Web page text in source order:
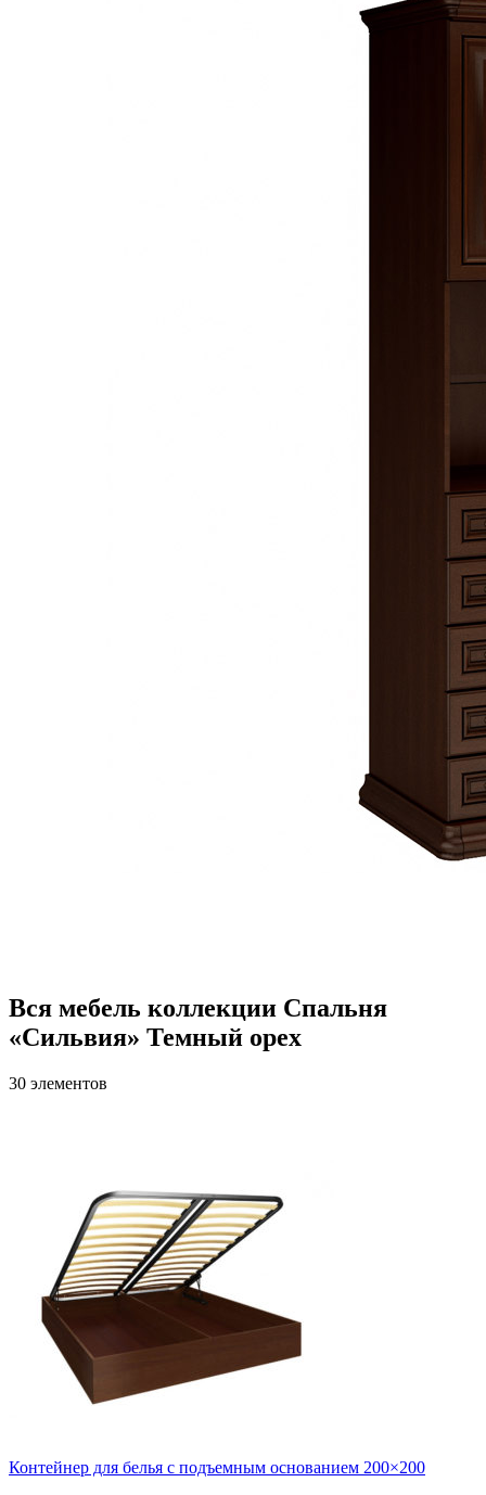
Вся мебель коллекции Спальня
«Сильвия» Темный орех
30 элементов
Контейнер для белья с подъемным основанием 200×200